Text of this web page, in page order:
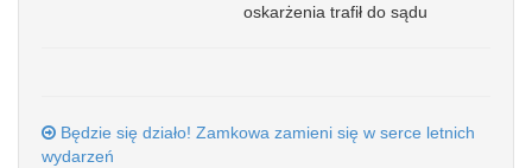
oskarżenia trafił do sądu
Będzie się działo! Zamkowa zamieni się w serce letnich
wydarzeń